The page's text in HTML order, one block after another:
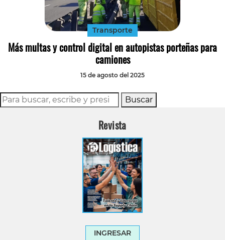
Transporte
Más multas y control digital en autopistas porteñas para
camiones
15 de agosto del 2025
Buscar
Revista
INGRESAR